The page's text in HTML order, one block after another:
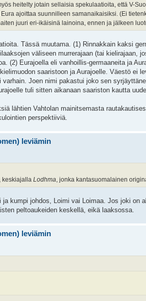
heitelty jotain sellaisia spekulaatioita, että V-
ajoittaa suunnilleen samanaikaisiksi. (Ei
juuri eri-ikäisinä lainoina, ennen ja jälkeen
Tässä muutama. (1) Rinnakkain kaksi
väliseen murrerajaan (tai kielirajaan,
(2) Eurajoella eli vanhoillis-germaaneita ja
saaristoon ja Aurajoelle. Väestö ei
Joen nimi pakastui joko sen
tuli sitten aikanaan saariston kautta
lähtien Vahtolan mainitsemasta
perspektiiviä.
leviämin
, keskiajalla Lodhma, jonka kantasuomalainen
kumpi johdos, Loimi vai Loimaa. Jos joki on
peltoaukeiden keskellä, eikä laaksossa.
leviämin